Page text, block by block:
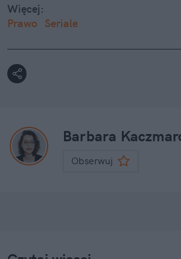
Więcej:
Prawo
Seriale
Barbara
Obserwuj